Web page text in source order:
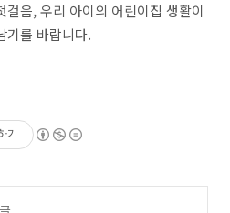
음, 우리 아이의 어린이집 생활이
기를 바랍니다.
기